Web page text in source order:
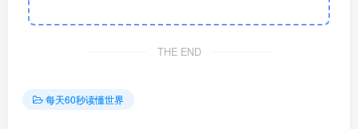
THE END
每天60秒读懂世界